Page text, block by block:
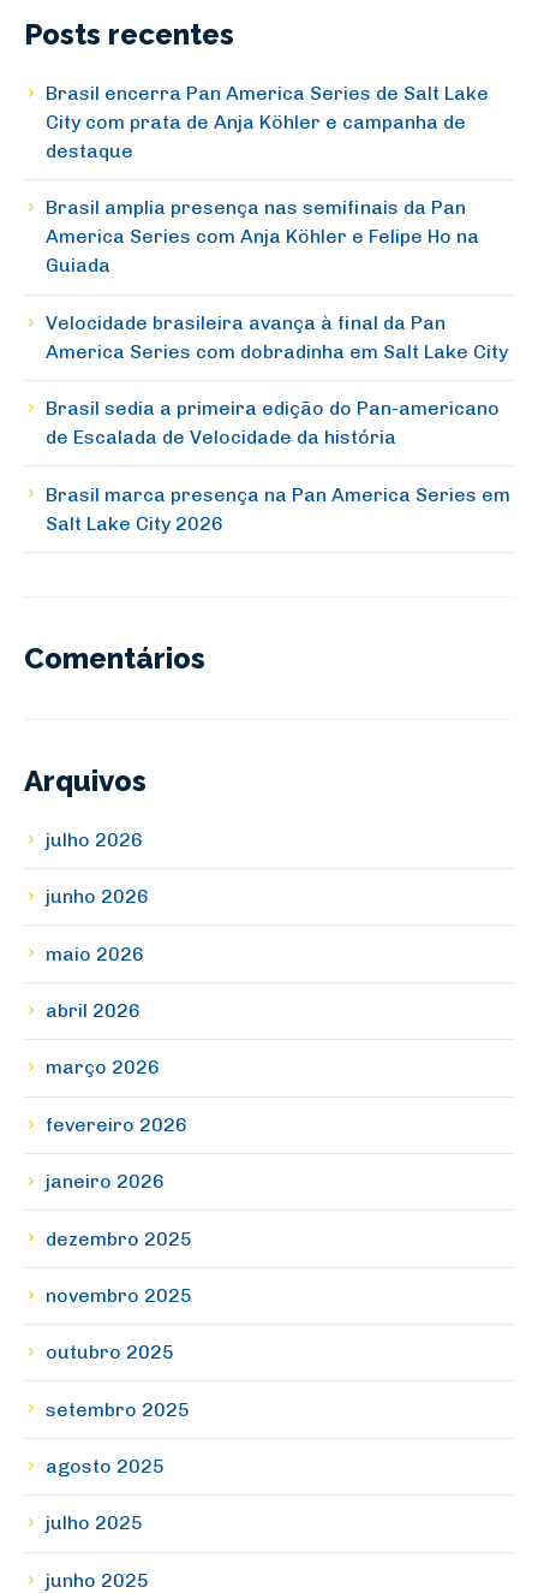
Posts recentes
Brasil encerra Pan America Series de Salt Lake
City com prata de Anja Köhler e campanha de
destaque
Brasil amplia presença nas semifinais da Pan
America Series com Anja Köhler e Felipe Ho na
Guiada
Velocidade brasileira avança à final da Pan
America Series com dobradinha em Salt Lake City
Brasil sedia a primeira edição do Pan-americano
de Escalada de Velocidade da história
Brasil marca presença na Pan America Series em
Salt Lake City 2026
Comentários
Arquivos
julho 2026
junho 2026
maio 2026
abril 2026
março 2026
fevereiro 2026
janeiro 2026
dezembro 2025
novembro 2025
outubro 2025
setembro 2025
agosto 2025
julho 2025
junho 2025